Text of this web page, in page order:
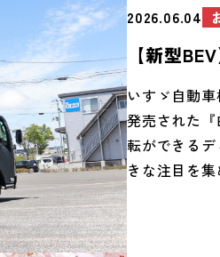
いな・・そん
もありまし
『タメトー
しょうか？
いと思える職
る職場で、
2026.06.04
【新型
となりまし
いすゞ自動
発売された
転ができる
きな注目を